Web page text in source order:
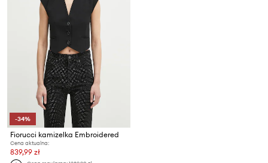
-34%
Fiorucci kamizelka Embroidered
Cena aktualna:
839,99 zł